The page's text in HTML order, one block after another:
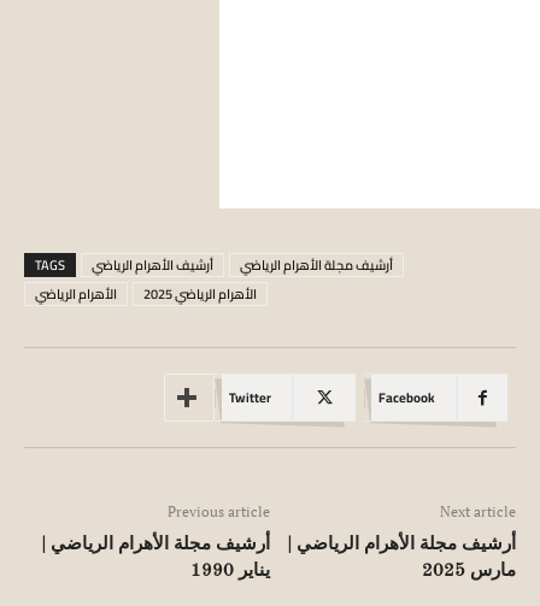
TAGS أرشيف الأهرام الرياضي
أرشيف مجلة الأهرام الرياضي
الأهرام الرياضي
الأهرام الرياضي 2025
Facebook
Twitter
Previous article
أرشيف مجلة الأهرام الرياضي |
يناير 1990
Next article
أرشيف مجلة الأهرام الرياضي |
مارس 2025